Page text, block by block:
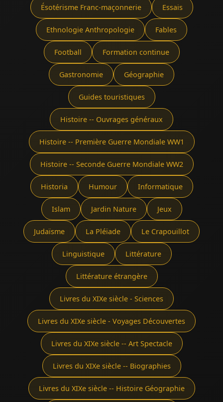
Ésotérisme Franc-maçonnerie Essais
Ethnologie Anthropologie Fables
Football Formation continue
Gastronomie Géographie
Guides touristiques
Histoire -- Ouvrages généraux
Histoire -- Première Guerre Mondiale WW1
Histoire -- Seconde Guerre Mondiale WW2
Historia Humour Informatique
Islam Jardin Nature Jeux
Judaïsme La Pléïade Le Crapouillot
Linguistique Littérature
Littérature étrangère
Livres du XIXe siècle - Sciences
Livres du XIXe siècle - Voyages Découvertes
Livres du XIXe siècle -- Art Spectacle
Livres du XIXe siècle -- Biographies
Livres du XIXe siècle -- Histoire Géographie